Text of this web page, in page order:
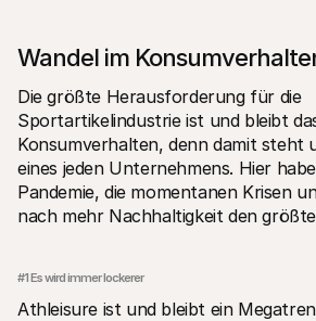
Wandel im
Die größte Herausforderung für die
Sportartikelindustrie ist und bleibt
Konsumverhalten, denn damit steht
eines jeden Unternehmens. Hier
Pandemie, die momentanen Krisen
nach mehr Nachhaltigkeit den
#1 Es wird immer lockerer
Athleisure ist und bleibt ein